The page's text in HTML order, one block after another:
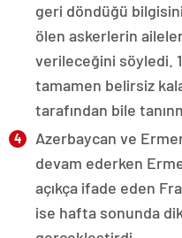
geri döndüğü
ölen askerlerin
verileceğini söyledi.
tamamen belirsiz
tarafından bile
Azerbaycan ve
devam ederken
açıkça ifade eden
ise hafta sonunda